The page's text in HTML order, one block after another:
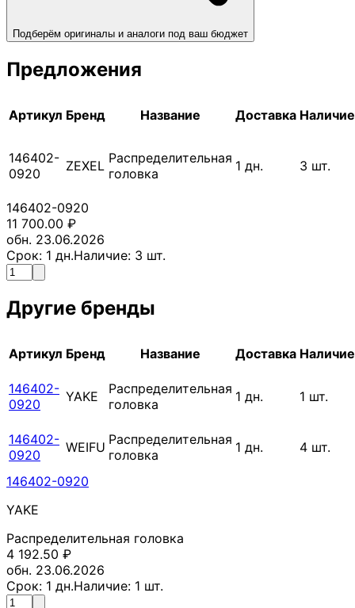
Подберём оригиналы и аналоги под ваш бюджет
Предложения
Артикул Бренд Название Доставка Наличие
146402-
0920
ZEXEL Распределительная
головка
1 дн. 3 шт.
146402-0920
11 700.00 ₽
обн. 23.06.2026
Срок: 1 дн.Наличие: 3 шт.
Другие бренды
Артикул Бренд Название Доставка Наличие
146402-
0920
YAKE
Распределительная
головка
1 дн. 1 шт.
146402-
0920
WEIFU Распределительная
головка
1 дн. 4 шт.
146402-0920
YAKE
Распределительная головка
4 192.50 ₽
обн. 23.06.2026
Срок: 1 дн.Наличие: 1 шт.